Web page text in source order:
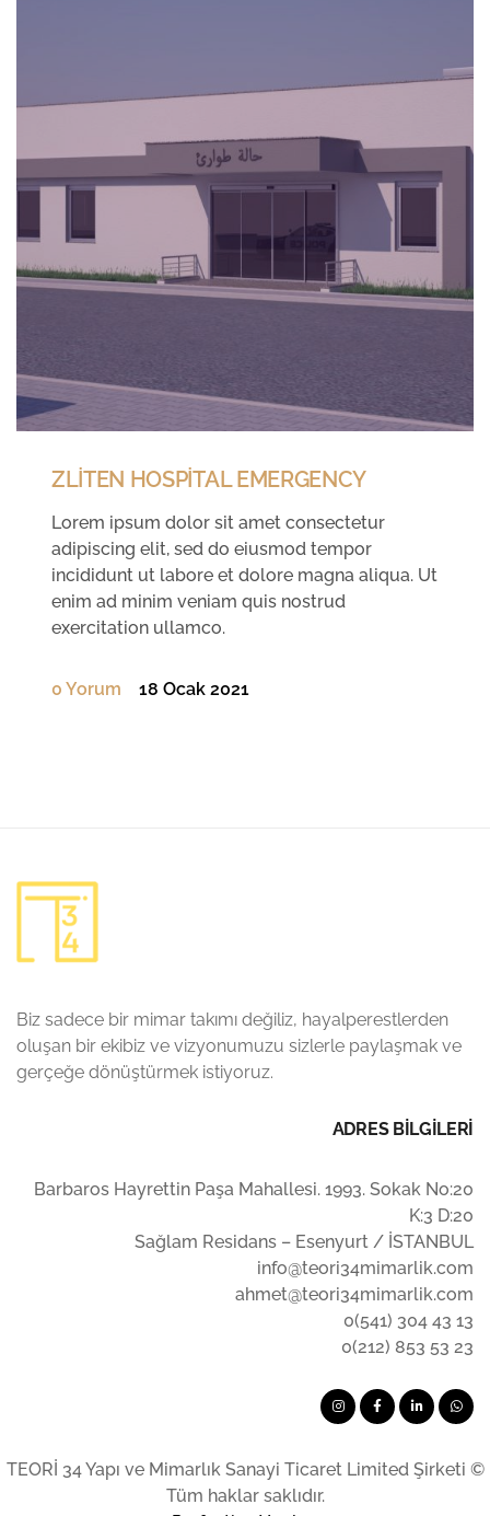
ZLİTEN HOSPİTAL EMERGENCY
Lorem ipsum dolor sit amet consectetur
adipiscing elit, sed do eiusmod tempor
incididunt ut labore et dolore magna aliqua. Ut
enim ad minim veniam quis nostrud
exercitation ullamco.
0 Yorum 18 Ocak 2021
Biz sadece bir mimar takımı değiliz, hayalperestlerden
oluşan bir ekibiz ve vizyonumuzu sizlerle paylaşmak ve
gerçeğe dönüştürmek istiyoruz.
ADRES BİLGİLERİ
Barbaros Hayrettin Paşa Mahallesi. 1993. Sokak No:20
K:3 D:20
Sağlam Residans – Esenyurt / İSTANBUL
info@teori34mimarlik.com
ahmet@teori34mimarlik.com
0(541) 304 43 13
0(212) 853 53 23
TEORİ 34 Yapı ve Mimarlık Sanayi Ticaret Limited Şirketi ©
Tüm haklar saklıdır.